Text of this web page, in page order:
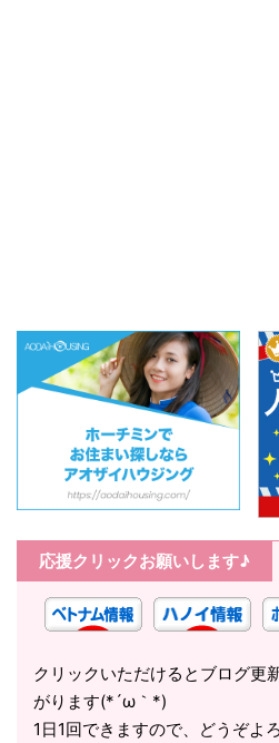
応援クリックお願いします♪
クリックいただけるとブログ更
がります(*´ω｀*)
1日1回できますので、どうぞよ